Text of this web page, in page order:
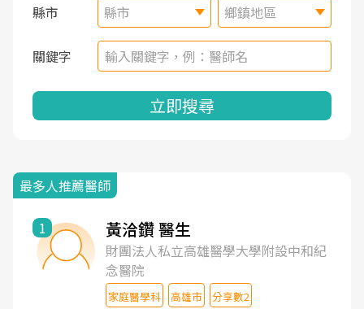
縣市 縣市 鄉鎮地區
關鍵字
立即搜尋
最多人推薦醫師
1 黃洽鑽 醫生
財團法人私立高雄醫學大學附設中和紀
念醫院
家庭醫學科 高雄市 分享數2